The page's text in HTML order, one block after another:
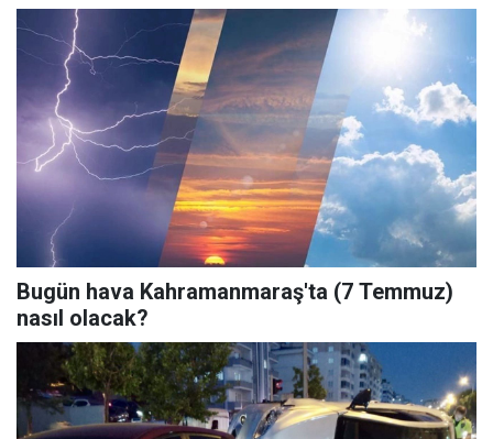
Bugün hava Kahramanmaraş'ta (7 Temmuz)
nasıl olacak?